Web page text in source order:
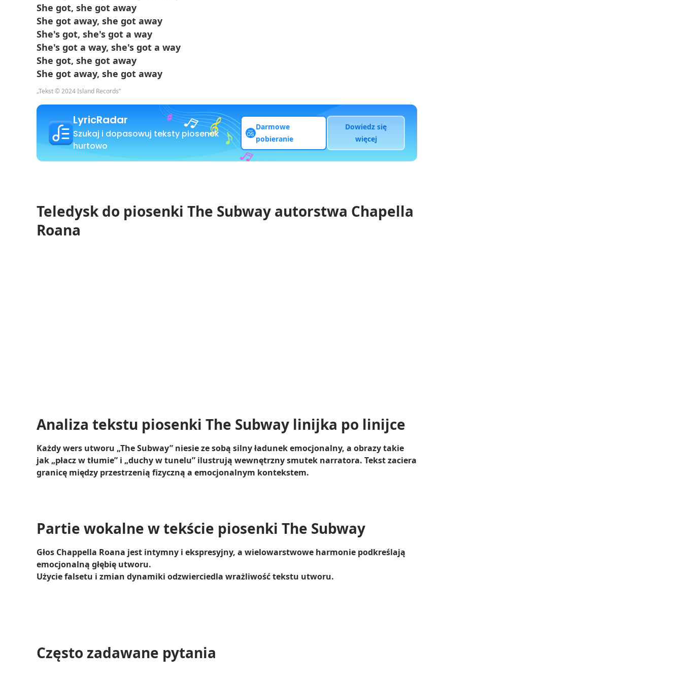
She got, she got away
She got away, she got away
She's got, she's got a way
She's got a way, she's got a way
She got, she got away
She got away, she got away
„Tekst © 2024 Island Records”
LyricRadar
Szukaj i dopasowuj teksty piosenek
hurtowo
Darmowe
pobieranie
Dowiedz się
więcej
Teledysk do piosenki The Subway autorstwa Chapella
Roana
Analiza tekstu piosenki The Subway linijka po linijce
Każdy wers utworu „The Subway” niesie ze sobą silny ładunek emocjonalny, a obrazy takie
jak „płacz w tłumie” i „duchy w tunelu” ilustrują wewnętrzny smutek narratora. Tekst zaciera
granicę między przestrzenią fizyczną a emocjonalnym kontekstem.
Partie wokalne w tekście piosenki The Subway
Głos Chappella Roana jest intymny i ekspresyjny, a wielowarstwowe harmonie podkreślają
emocjonalną głębię utworu.
Użycie falsetu i zmian dynamiki odzwierciedla wrażliwość tekstu utworu.
Często zadawane pytania